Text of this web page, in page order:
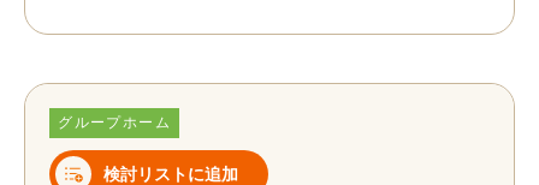
グループホーム
検討リストに追加